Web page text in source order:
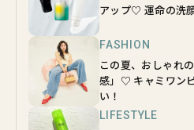
アップ♡ 運命の洗
FASHION
この夏、おしゃれ
感」♡ キャミワン
い！
LIFESTYLE